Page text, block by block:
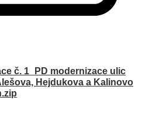
č. 1_PD modernizace ulic
Hejdukova a Kalinovo